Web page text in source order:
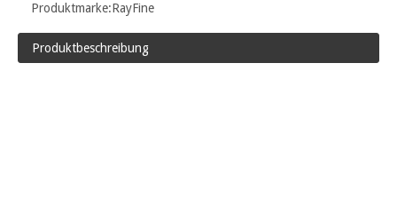
Produktmarke:RayFine
Produktbeschreibung